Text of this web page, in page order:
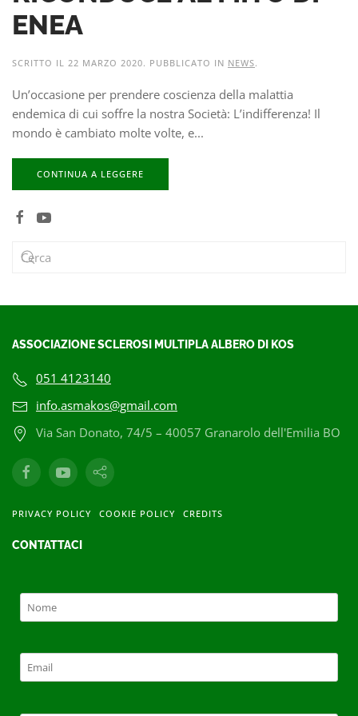
ENEA
SCRITTO IL 22 MARZO 2020. PUBBLICATO IN NEWS.
Un’occasione per prendere coscienza della malattia
endemica di cui soffre la nostra Società: L’indifferenza! Il
mondo è cambiato molte volte, e...
CONTINUA A LEGGERE
ASSOCIAZIONE SCLEROSI MULTIPLA ALBERO DI KOS
051 4123140
info.asmakos@gmail.com
Via San Donato, 74/5 – 40057 Granarolo dell'Emilia BO
PRIVACY POLICY COOKIE POLICY CREDITS
CONTATTACI